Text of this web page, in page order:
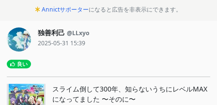
Annictサポーターになると広告を非表示にできます。
独善利己 @LLxyo
2025-05-31 15:39
良い
スライム倒して300年、知らないうちにレベルMAX
になってました 〜そのに〜